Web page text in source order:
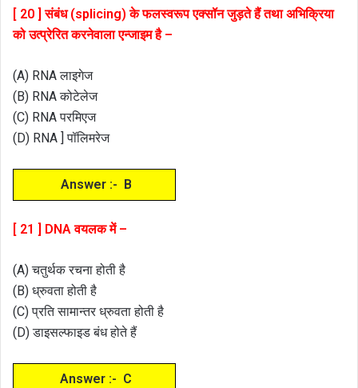
[ 20 ] संबंध (splicing) के फलस्वरूप एक्सॉन जुड़ते हैं तथा अभिक्रिया
को उत्प्रेरित करनेवाला एन्जाइम है –
(A) RNA लाइगेज
(B) RNA कोटेलेज
(C) RNA परमिएज
(D) RNA ] पॉलिमरेज
Answer :- B
[ 21 ] DNA वयलक में –
(A) चतुर्थक रचना होती है
(B) ध्रुवता होती है
(C) प्रति सामान्तर ध्रुवता होती है
(D) डाइसल्फाइड बंध होते हैं
Answer :- C